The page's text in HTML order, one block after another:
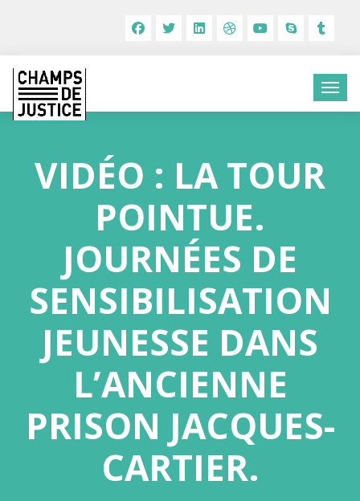
VIDÉO : LA TOUR
POINTUE.
JOURNÉES DE
SENSIBILISATION
JEUNESSE DANS
L’ANCIENNE
PRISON JACQUES-
CARTIER.